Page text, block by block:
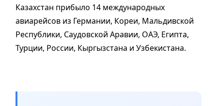
Казахстан прибыло 14 международных
авиарейсов из Германии, Кореи, Мальдивской
Республики, Саудовской Аравии, ОАЭ, Египта,
Турции, России, Кыргызстана и Узбекистана.